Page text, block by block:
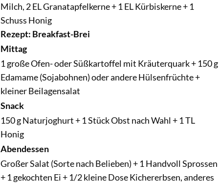
Milch, 2 EL Granatapfelkerne + 1 EL Kürbiskerne + 1
Schuss Honig
Rezept: Breakfast-Brei
Mittag
1 große Ofen- oder Süßkartoffel mit Kräuterquark + 150 g
Edamame (Sojabohnen) oder andere Hülsenfrüchte +
kleiner Beilagensalat
Snack
150 g Naturjoghurt + 1 Stück Obst nach Wahl + 1 TL
Honig
Abendessen
Großer Salat (Sorte nach Belieben) + 1 Handvoll Sprossen
+ 1 gekochten Ei + 1/2 kleine Dose Kichererbsen, anderes